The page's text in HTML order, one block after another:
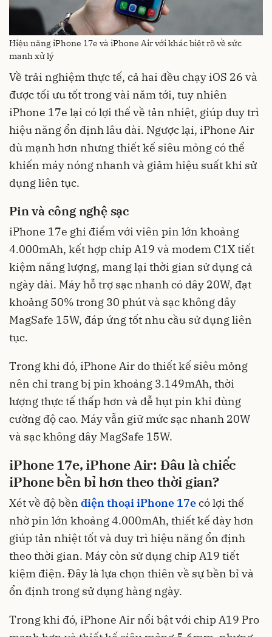
Hiệu năng iPhone 17e và iPhone Air với khác biệt rõ về sức
mạnh xử lý
Về trải nghiệm thực tế, cả hai đều chạy iOS 26 và
được tối ưu tốt trong vài năm tới, tuy nhiên
iPhone 17e lại có lợi thế về tản nhiệt, giúp duy trì
hiệu năng ổn định lâu dài. Ngược lại, iPhone Air
dù mạnh hơn nhưng thiết kế siêu mỏng có thể
khiến máy nóng nhanh và giảm hiệu suất khi sử
dụng liên tục.
Pin và công nghệ sạc
iPhone 17e ghi điểm với viên pin lớn khoảng
4.000mAh, kết hợp chip A19 và modem C1X tiết
kiệm năng lượng, mang lại thời gian sử dụng cả
ngày dài. Máy hỗ trợ sạc nhanh có dây 20W, đạt
khoảng 50% trong 30 phút và sạc không dây
MagSafe 15W, đáp ứng tốt nhu cầu sử dụng liên
tục.
Trong khi đó, iPhone Air do thiết kế siêu mỏng
nên chỉ trang bị pin khoảng 3.149mAh, thời
lượng thực tế thấp hơn và dễ hụt pin khi dùng
cường độ cao. Máy vẫn giữ mức sạc nhanh 20W
và sạc không dây MagSafe 15W.
iPhone 17e, iPhone Air: Đâu là chiếc
iPhone bền bỉ hơn theo thời gian?
Xét về độ bền điện thoại iPhone 17ecó lợi thế
nhờ pin lớn khoảng 4.000mAh, thiết kế dày hơn
giúp tản nhiệt tốt và duy trì hiệu năng ổn định
theo thời gian. Máy còn sử dụng chip A19 tiết
kiệm điện. Đây là lựa chọn thiên về sự bền bỉ và
ổn định trong sử dụng hàng ngày.
Trong khi đó, iPhone Air nổi bật với chip A19 Pro